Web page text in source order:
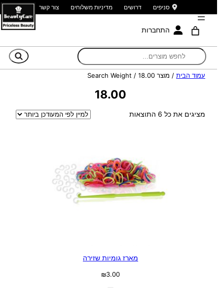
סניפים דרושים מדיניות משלוחים צור קשר
התחברות
עמוד הבית / מוצר Search Weight / 18.00
18.00
מציגים את כל ⁦6⁩ התוצאות
ממוין
ביותר
מארז גומיות שזירה
₪3.00